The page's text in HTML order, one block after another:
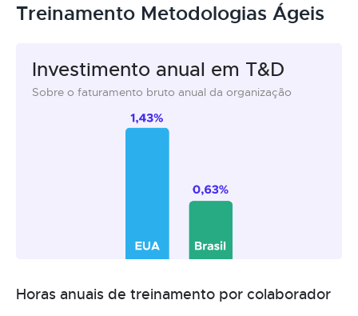
Treinamento Metodologias Ágeis
Investimento anual em T&D
Sobre o faturamento bruto anual da organização
Horas anuais de treinamento por colaborador